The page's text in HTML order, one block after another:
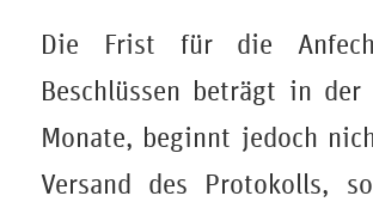
Die Frist für die
Beschlüssen beträgt in der
Monate, beginnt jedoch
Versand des Protokolls,